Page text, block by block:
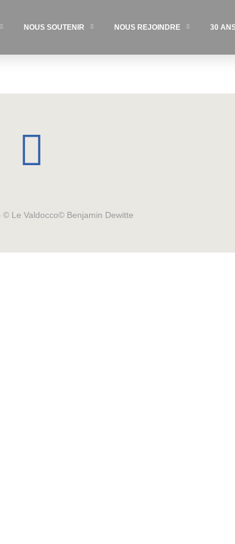
NOUS SOUTENIR NOUS REJOINDRE 30
Le Valdocco© Benjamin Dewitte